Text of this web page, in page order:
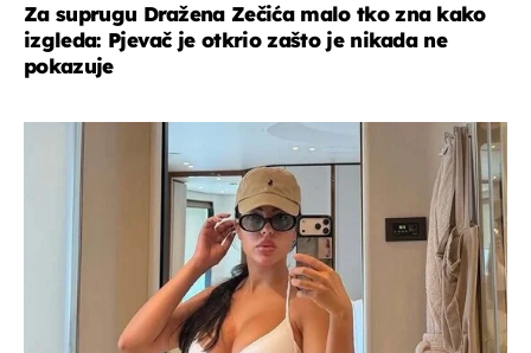
Za suprugu Dražena Zečića malo tko zna kako
izgleda: Pjevač je otkrio zašto je nikada ne
pokazuje